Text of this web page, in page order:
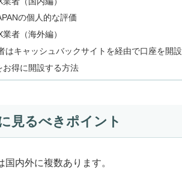
の個人的な評価
者（海外編）
はキャッシュバックサイトを経由で口座を開設
お得に開設する方法
見るべきポイント
国内外に複数あります。